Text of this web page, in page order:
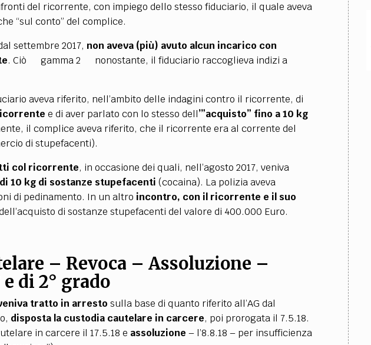
del ricorrente, con impiego dello stesso fiduciario, il quale aveva
“sul conto” del complice.
settembre 2017, non aveva (più) avuto alcun incarico con
. Ciò gamma 2 nonostante, il fiduciario raccoglieva indizi a
aveva riferito, nell’ambito delle indagini contro il ricorrente, di
e di aver parlato con lo stesso dell’”acquisto” fino a 10 kg
il complice aveva riferito, che il ricorrente era al corrente del
di stupefacenti).
col ricorrente, in occasione dei quali, nell’agosto 2017, veniva
10 kg di sostanze stupefacenti (cocaina). La polizia aveva
di pedinamento. In un altro incontro, con il ricorrente e il suo
di sostanze stupefacenti del valore di 400.000 Euro.
– Revoca – Assoluzione –
di 2° grado
tratto in arresto sulla base di quanto riferito all’AG dal
disposta la custodia cautelare in carcere, poi prorogata il 7.5.18.
in carcere il 17.5.18 e assoluzione – l’8.8.18 – per insufficienza